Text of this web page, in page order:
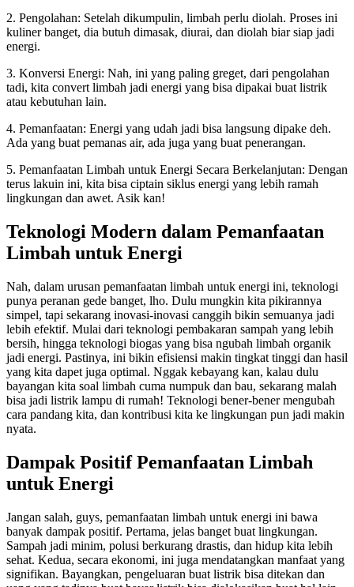
2. Pengolahan: Setelah dikumpulin, limbah perlu diolah. Proses ini
kuliner banget, dia butuh dimasak, diurai, dan diolah biar siap jadi
energi.
3. Konversi Energi: Nah, ini yang paling greget, dari pengolahan
tadi, kita convert limbah jadi energi yang bisa dipakai buat listrik
atau kebutuhan lain.
4. Pemanfaatan: Energi yang udah jadi bisa langsung dipake deh.
Ada yang buat pemanas air, ada juga yang buat penerangan.
5. Pemanfaatan Limbah untuk Energi Secara Berkelanjutan: Dengan
terus lakuin ini, kita bisa ciptain siklus energi yang lebih ramah
lingkungan dan awet. Asik kan!
Teknologi Modern dalam Pemanfaatan
Limbah untuk Energi
Nah, dalam urusan pemanfaatan limbah untuk energi ini, teknologi
punya peranan gede banget, lho. Dulu mungkin kita pikirannya
simpel, tapi sekarang inovasi-inovasi canggih bikin semuanya jadi
lebih efektif. Mulai dari teknologi pembakaran sampah yang lebih
bersih, hingga teknologi biogas yang bisa ngubah limbah organik
jadi energi. Pastinya, ini bikin efisiensi makin tingkat tinggi dan hasil
yang kita dapet juga optimal. Nggak kebayang kan, kalau dulu
bayangan kita soal limbah cuma numpuk dan bau, sekarang malah
bisa jadi listrik lampu di rumah! Teknologi bener-bener mengubah
cara pandang kita, dan kontribusi kita ke lingkungan pun jadi makin
nyata.
Dampak Positif Pemanfaatan Limbah
untuk Energi
Jangan salah, guys, pemanfaatan limbah untuk energi ini bawa
banyak dampak positif. Pertama, jelas banget buat lingkungan.
Sampah jadi minim, polusi berkurang drastis, dan hidup kita lebih
sehat. Kedua, secara ekonomi, ini juga mendatangkan manfaat yang
signifikan. Bayangkan, pengeluaran buat listrik bisa ditekan dan